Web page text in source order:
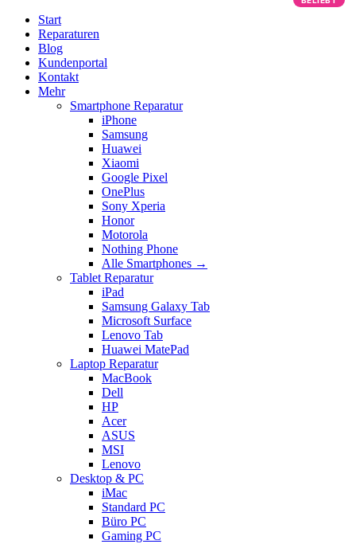
Start
Reparaturen
Blog
Kundenportal
Kontakt
Mehr
Smartphone Reparatur
iPhone
Samsung
Huawei
Xiaomi
Google Pixel
OnePlus
Sony Xperia
Honor
Motorola
Nothing Phone
Alle Smartphones →
Tablet Reparatur
iPad
Samsung Galaxy Tab
Microsoft Surface
Lenovo Tab
Huawei MatePad
Laptop Reparatur
MacBook
Dell
HP
Acer
ASUS
MSI
Lenovo
Desktop & PC
iMac
Standard PC
Büro PC
Gaming PC